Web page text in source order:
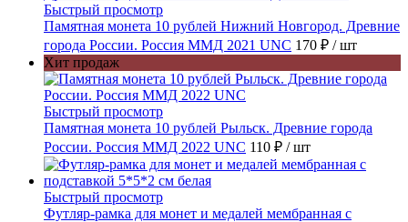
Быстрый просмотр
Памятная монета 10 рублей Нижний Новгород. Древние
города России. Россия ММД 2021 UNC 170 ₽ / шт
Хит продаж
Быстрый просмотр
Памятная монета 10 рублей Рыльск. Древние города
России. Россия ММД 2022 UNC 110 ₽ / шт
Быстрый просмотр
Футляр-рамка для монет и медалей мембранная с